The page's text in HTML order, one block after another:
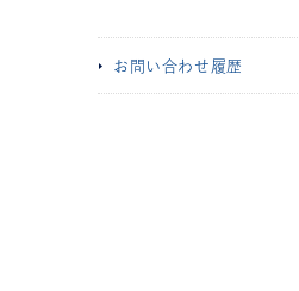
お問い合わせ履歴